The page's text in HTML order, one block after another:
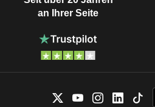
an Ihrer Seite